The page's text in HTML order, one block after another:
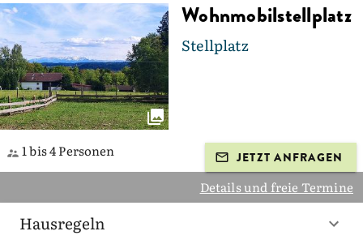
Wohnmobilstellplatz
Stellplatz
1 bis 4 Personen JETZT ANFRAGEN
Details und freie Termine
Hausregeln